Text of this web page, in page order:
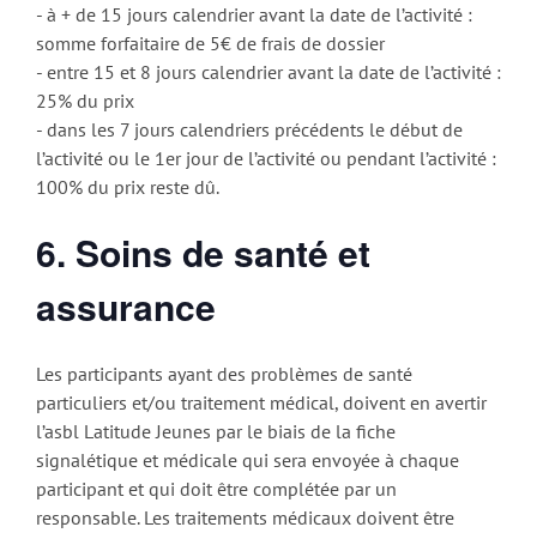
- à + de 15 jours calendrier avant la date de l’activité :
somme forfaitaire de 5€ de frais de dossier
- entre 15 et 8 jours calendrier avant la date de l’activité :
25% du prix
- dans les 7 jours calendriers précédents le début de
l’activité ou le 1er jour de l’activité ou pendant l’activité :
100% du prix reste dû.
6. Soins de santé et
assurance
Les participants ayant des problèmes de santé
particuliers et/ou traitement médical, doivent en avertir
l’asbl Latitude Jeunes par le biais de la fiche
signalétique et médicale qui sera envoyée à chaque
participant et qui doit être complétée par un
responsable. Les traitements médicaux doivent être